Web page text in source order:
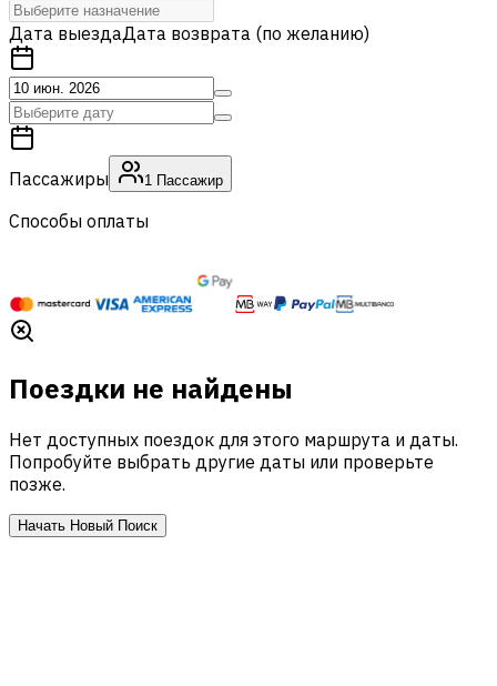
Дата выездаДата возврата (по желанию)
Пассажиры 1 Пассажир
Способы оплаты
Поездки не найдены
Нет доступных поездок для этого маршрута и даты.
Попробуйте выбрать другие даты или проверьте
позже.
Начать Новый Поиск